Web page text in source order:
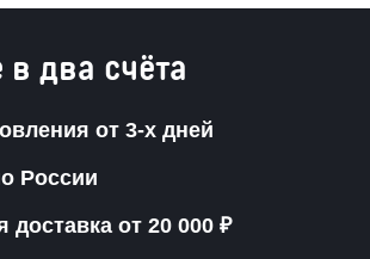
два счёта
от 3-х дней
России
доставка от 20 000 ₽